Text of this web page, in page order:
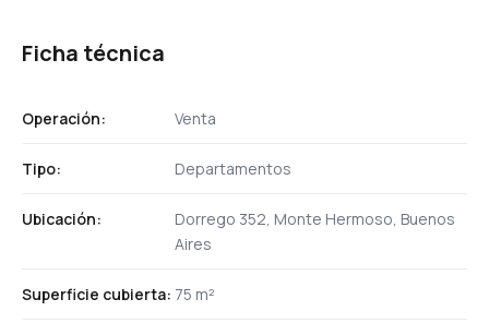
Ficha técnica
Operación: Venta
Tipo: Departamentos
Ubicación:
Dorrego 352, Monte Hermoso, Buenos
Aires
Superficie cubierta: 75 m²